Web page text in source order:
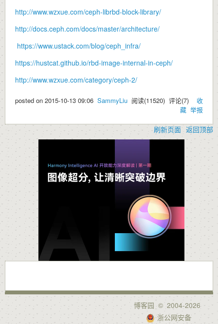
http://www.wzxue.com/ceph-librbd-block-library/
http://docs.ceph.com/docs/master/architecture/
https://www.ustack.com/blog/ceph_infra/
https://hustcat.github.io/rbd-image-internal-in-ceph/
http://www.wzxue.com/category/ceph-2/
posted on 2015-10-13 09:06 SammyLiu 阅读(11520) 评论(7) 收
藏 举报
刷新页面 返回顶部
博客园 © 2004-2026
浙公网安备